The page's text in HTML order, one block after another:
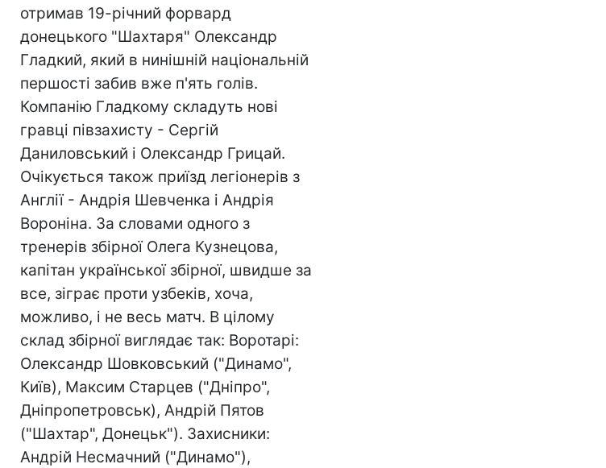
отримав 19-річний форвард
донецького "Шахтаря" Олександр
Гладкий, який в нинішній національній
першості забив вже п'ять голів.
Компанію Гладкому складуть нові
гравці півзахисту - Сергій
Даниловський і Олександр Грицай.
Очікується також приїзд легіонерів з
Англії - Андрія Шевченка і Андрія
Вороніна. За словами одного з
тренерів збірної Олега Кузнецова,
капітан української збірної, швидше за
все, зіграє проти узбеків, хоча,
можливо, і не весь матч. В цілому
склад збірної виглядає так: Воротарі:
Олександр Шовковський ("Динамо",
Київ), Максим Старцев ("Дніпро",
Дніпропетровськ), Андрій Пятов
("Шахтар", Донецьк"). Захисники:
Андрій Несмачний ("Динамо"),